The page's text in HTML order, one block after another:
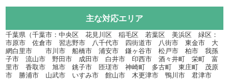
主な対応エリア
千葉県（千葉市：中央区 花見川区 稲毛区 若葉区 美浜区 緑区：
市原市 佐倉市 習志野市 八千代市 四街道市 八街市 東金市 大
網白里市 市川市 船橋市 浦安市 鎌ヶ谷市 松戸市 柏市 我孫
子市 流山市 野田市 成田市 白井市 印西市 酒々井町 栄町 富
里市 香取市 旭市 銚子市 匝瑳市 神崎町 多古町 東庄町 茂原
市 勝浦市 山武市 いすみ市 館山市 木更津市 鴨川市 君津市